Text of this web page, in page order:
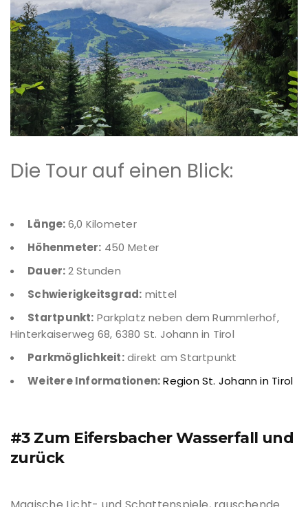
Die Tour auf einen Blick:
Länge:6,0 Kilometer
Höhenmeter: 450 Meter
Dauer:2 Stunden
Schwierigkeitsgrad: mittel
Startpunkt: Parkplatz neben dem Rummlerhof,
Hinterkaiserweg 68, 6380 St. Johann in Tirol
Parkmöglichkeit:direkt am Startpunkt
Weitere Informationen: Region St. Johann in Tirol
#3 Zum Eifersbacher Wasserfall und
zurück